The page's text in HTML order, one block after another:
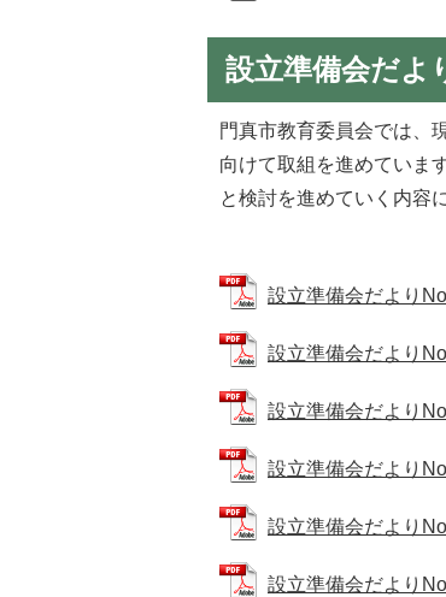
設立準備会だよ
門真市教育委員会では、
向けて取組を進めていま
と検討を進めていく内容
設立準備会だより
設立準備会だより
設立準備会だより
設立準備会だより
設立準備会だより
設立準備会だより